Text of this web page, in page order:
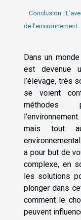
Conclusion :
de l’environnement
Dans un
est devenue
l’élevage, très
se voient
méthodes
mais tout
a pour but de
complexe, en
les solutions
plonger dans
comment le
peuvent